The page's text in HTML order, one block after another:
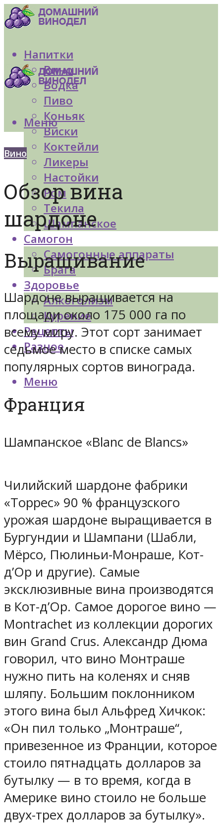
Напитки
Вино
Водка
Пиво
Коньяк
Виски
Коктейли
Ликеры
Настойки
Ром
Текила
Шампанское
Самогон
Самогонные аппараты
Брага
Здоровье
Алкоголизм
Курение
Рецепты
Разное
Меню
Меню
Вино
Обзор вина
шардоне
Выращивание
Шардоне выращивается на
площади около 175 000 га по
всему миру. Этот сорт занимает
седьмое место в списке самых
популярных сортов винограда.
Франция
Шампанское «Blanc de Blancs»
Чилийский шардоне фабрики
«Торрес» 90 % французского
урожая шардоне выращивается в
Бургундии и Шампани (Шабли,
Мёрсо, Пюлиньи-Монраше, Кот-
д’Ор и другие). Самые
эксклюзивные вина производятся
в Кот-д’Ор. Самое дорогое вино —
Montrachet из коллекции дорогих
вин Grand Crus. Александр Дюма
говорил, что вино Монтраше
нужно пить на коленях и сняв
шляпу. Большим поклонником
этого вина был Альфред Хичкок:
«Он пил только „Монтраше“,
привезенное из Франции, которое
стоило пятнадцать долларов за
бутылку — в то время, когда в
Америке вино стоило не больше
двух-трех долларов за бутылку».